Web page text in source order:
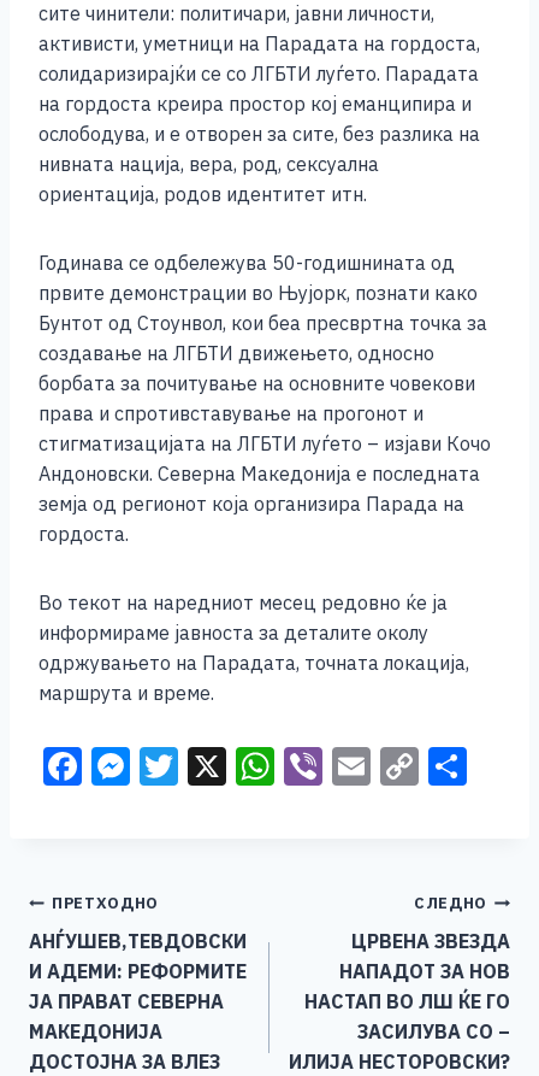
сите чинители: политичари, јавни личности,
активисти, уметници на Парадата на гордоста,
солидаризирајќи се со ЛГБТИ луѓето. Парадата
на гордоста креира простор кој еманципира и
ослободува, и е отворен за сите, без разлика на
нивната нација, вера, род, сексуална
ориентација, родов идентитет итн.
Годинава се одбележува 50-годишнината од
првите демонстрации во Њујорк, познати како
Бунтот од Стоунвол, кои беа пресвртна точка за
создавање на ЛГБТИ движењето, односно
борбата за почитување на основните човекови
права и спротивставување на прогонот и
стигматизацијата на ЛГБТИ луѓето – изјави Кочо
Андоновски. Северна Македонија е последната
земја од регионот која организира Парада на
гордоста.
Во текот на наредниот месец редовно ќе ја
информираме јавноста за деталите околу
одржувањето на Парадата, точната локација,
маршрута и време.
F
b
o
o
k
M
n
g
er
T X W Vi E C
Li
n
k
Навигација
на
напис
ПРЕТХОДНО
АНЃУШЕВ,ТЕВДОВСКИ
И АДЕМИ: РЕФОРМИТЕ
ЈА ПРАВАТ СЕВЕРНА
МАКЕДОНИЈА
ДОСТOЈНА ЗА ВЛЕЗ
СЛЕДНО
ЦРВЕНА ЗВЕЗДА
НАПАДОТ ЗА НОВ
НАСТАП ВО ЛШ ЌЕ ГО
ЗАСИЛУВА СО –
ИЛИЈА НЕСТОРОВСКИ?